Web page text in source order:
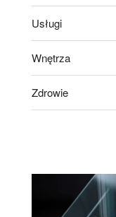
Usługi
Wnętrza
Zdrowie